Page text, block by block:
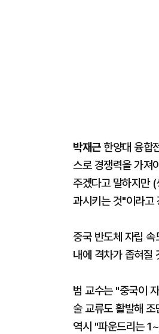
박재근한양대 융합
스로 경쟁력을 가져
주겠다고 말하지만
과시키는 것"이라고
중국 반도체 자립
내에 격차가 좁혀질
범 교수는 "중국이
술 교류도 활발해
역시 "파운드리는